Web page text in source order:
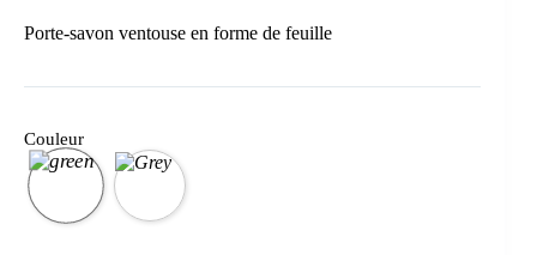
Porte-savon ventouse en forme de feuille
Couleur